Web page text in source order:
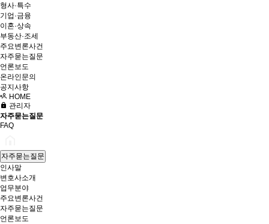
형사·특수
기업·금융
이혼·상속
부동산·조세
주요변론사건
자주묻는질문
언론보도
온라인문의
공지사항
HOME
관리자
자주묻는질문
FAQ
자주묻는질문
인사말
변호사소개
업무분야
주요변론사건
자주묻는질문
언론보도